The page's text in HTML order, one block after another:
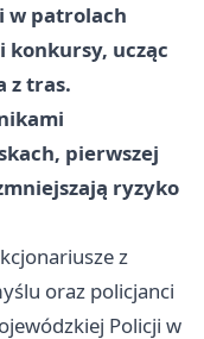
w patrolach
konkursy, ucząc
z tras.
pierwszej
ryzyko
z
oraz policjanci
Policji w